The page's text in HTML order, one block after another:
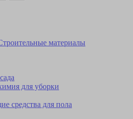
материалы
для уборки
средства для пола